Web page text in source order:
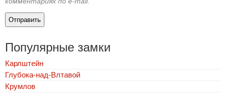
Популярные замки
Карлштейн
Глубока-над-Влтавой
Крумлов